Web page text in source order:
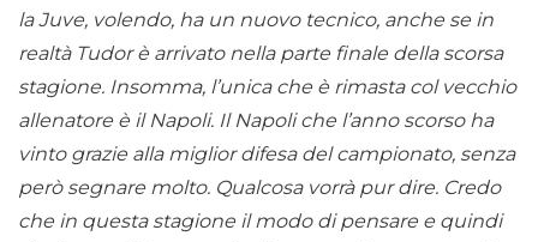
la Juve, volendo, ha un nuovo tecnico, anche se in
realtà Tudor è arrivato nella parte finale della scorsa
stagione. Insomma, l’unica che è rimasta col vecchio
allenatore è il Napoli. Il Napoli che l’anno scorso ha
vinto grazie alla miglior difesa del campionato, senza
però segnare molto. Qualcosa vorrà pur dire. Credo
che in questa stagione il modo di pensare e quindi